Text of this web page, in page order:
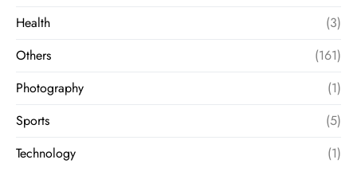
Health
(3)
Others
(161)
Photography
(1)
Sports
(5)
Technology
(1)